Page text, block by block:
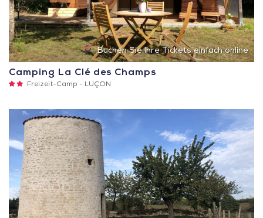
Buchen Sie Ihre Tickets einfach online
Camping La Clé des Champs
Freizeit-Camp - LUÇON